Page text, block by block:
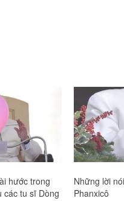
hước trong
các tu sĩ Dòng
Những lời
Phanxicô